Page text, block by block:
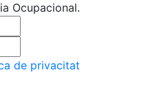
Ocupacional.
de privacitat